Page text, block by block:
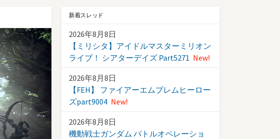
新着スレッド
2026年8月8日
【ミリシタ】アイドルマスターミリオン
ライブ！ シアターデイズ Part5271 New!
2026年8月8日
【FEH】 ファイアーエムブレムヒーロー
ズpart9004 New!
2026年8月8日
機動戦士ガンダム バトルオペレーショ